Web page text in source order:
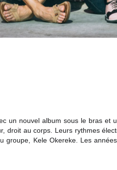
un nouvel album sous le bras et
droit au corps. Leurs rythmes
groupe, Kele Okereke. Les